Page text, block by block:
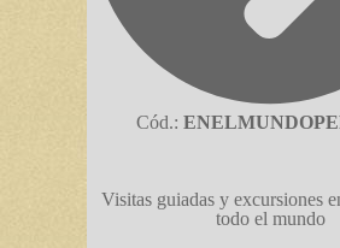
Cód.:
Visitas guiadas y excursiones
todo el mundo